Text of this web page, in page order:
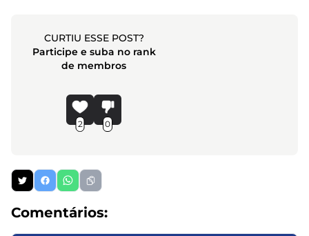
CURTIU ESSE POST?
Participe e suba no rank
de membros
2 0
Comentários: